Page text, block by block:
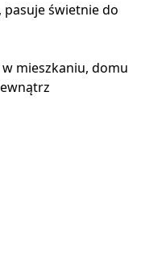
świetnie do
mieszkaniu, domu